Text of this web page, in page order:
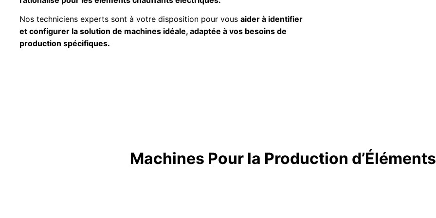
Nos techniciens experts sont à votre disposition pour vous aider à identifier
et configurer la solution de machines idéale, adaptée à vos besoins de
production spécifiques.
Machines Pour la Production